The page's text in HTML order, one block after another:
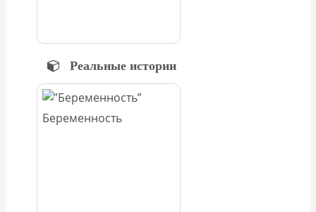
Реальные истории
Беременность